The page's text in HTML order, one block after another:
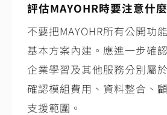
評估MAYOHR時要注意什
不要把MAYOHR所有公開功
基本方案內建。應進一步確
企業學習及其他服務分別屬
確認模組費用、資料整合、
支援範圍。